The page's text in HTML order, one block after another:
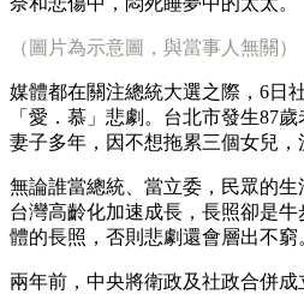
（圖片為示意圖，與當事人無關）
媒體都在關注總統大選之際，6日
「愛．慕」悲劇。台北市發生87
妻子多年，因不想拖累三個女兒，
無論誰當總統、當立委，民眾的生
台灣高齡化加速成長，長照卻是
體的長照，否則悲劇還會層出不窮
兩年前，中央將衛政及社政合併